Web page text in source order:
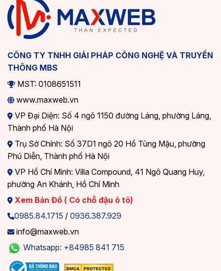
bán – người mua, tạo thành cộng đồng giao dịch bất động
sản, chứ không chỉ là web giới thiệu của riêng 1 cá
nhân/doanh nghiệp.
Xem thêm: Tổng hợp 99+ mẫu
Bất Động Sảnđẹp, chuyên nghiệp
Lợi ích khi sở hữu mẫu Website đăng tin môi
giới bất động sản
CÔNG TY TNHH GIẢI PHÁP CÔNG NGHỆ VÀ TRUYỀN
THÔNG MBS
MST: 0108651511
www.maxweb.vn
VP Đại Diện: Số 4 ngõ 1150 đường Láng, phường Láng,
Thành phố Hà Nội
Trụ Sở Chính: Số 37D1 ngõ 20 Hồ Tùng Mậu, phường
Phú Diễn, Thành phố Hà Nội
VP Hồ Chí Minh: Villa Compound, 41 Ngô Quang Huy,
phường An Khánh, Hồ Chí Minh
Xem Bản Đồ ( Có chỗ đậu ô tô)
0985.84.1715 / 0936.387.929
info@maxweb.vn
Whatsapp: +84985 841 715